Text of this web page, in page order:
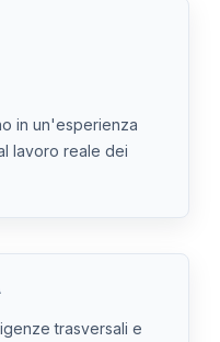
in un'esperienza
lavoro reale dei
trasversali e